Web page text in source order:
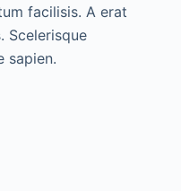
facilisis. A erat
Scelerisque
sapien.